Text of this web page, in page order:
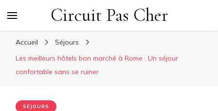
Circuit Pas Cher
Accueil
Séjours
Les meilleurs hôtels bon marché à Rome : Un séjour
confortable sans se ruiner
SÉJOURS